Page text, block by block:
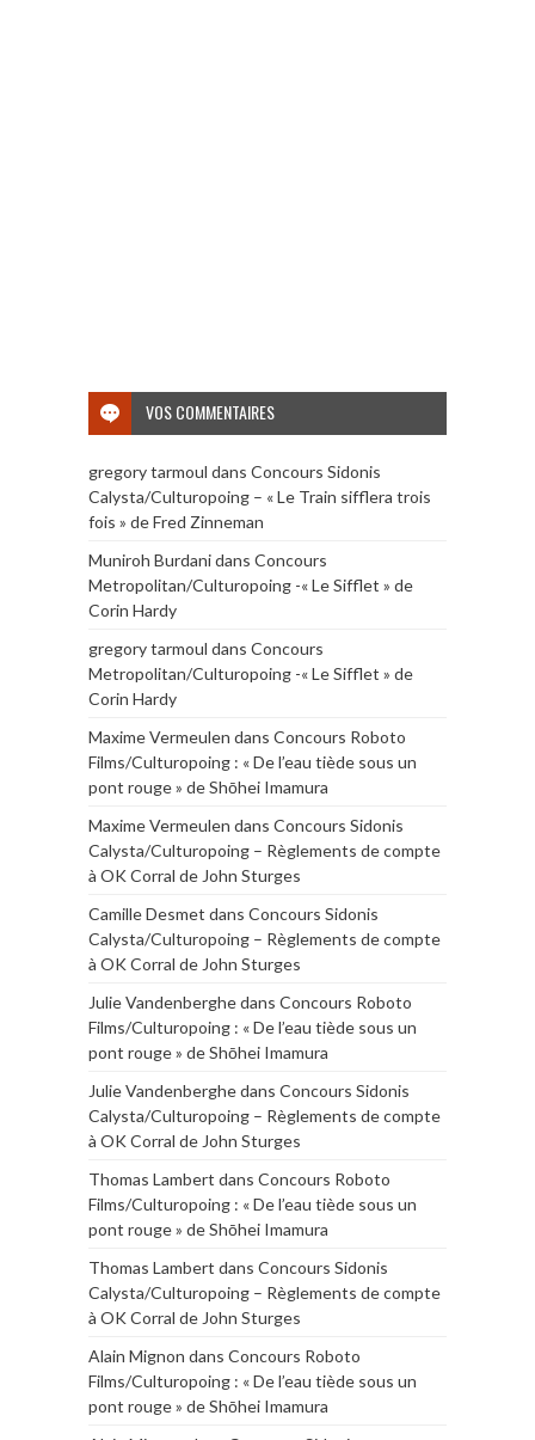
VOS COMMENTAIRES
gregory tarmoul dans Concours Sidonis
Calysta/Culturopoing – « Le Train sifflera trois
fois » de Fred Zinneman
Muniroh Burdanidans Concours
Metropolitan/Culturopoing -« Le Sifflet » de
Corin Hardy
gregory tarmoul dans Concours
Metropolitan/Culturopoing -« Le Sifflet » de
Corin Hardy
Maxime Vermeulen dans Concours Roboto
Films/Culturopoing : « De l’eau tiède sous un
pont rouge » de Shōhei Imamura
Maxime Vermeulen dans Concours Sidonis
Calysta/Culturopoing – Règlements de compte
à OK Corral de John Sturges
Camille Desmet dans Concours Sidonis
Calysta/Culturopoing – Règlements de compte
à OK Corral de John Sturges
Julie Vandenberghedans Concours Roboto
Films/Culturopoing : « De l’eau tiède sous un
pont rouge » de Shōhei Imamura
Julie Vandenberghedans Concours Sidonis
Calysta/Culturopoing – Règlements de compte
à OK Corral de John Sturges
Thomas Lambert dans Concours Roboto
Films/Culturopoing : « De l’eau tiède sous un
pont rouge » de Shōhei Imamura
Thomas Lambert dans Concours Sidonis
Calysta/Culturopoing – Règlements de compte
à OK Corral de John Sturges
Alain Mignon dans Concours Roboto
Films/Culturopoing : « De l’eau tiède sous un
pont rouge » de Shōhei Imamura